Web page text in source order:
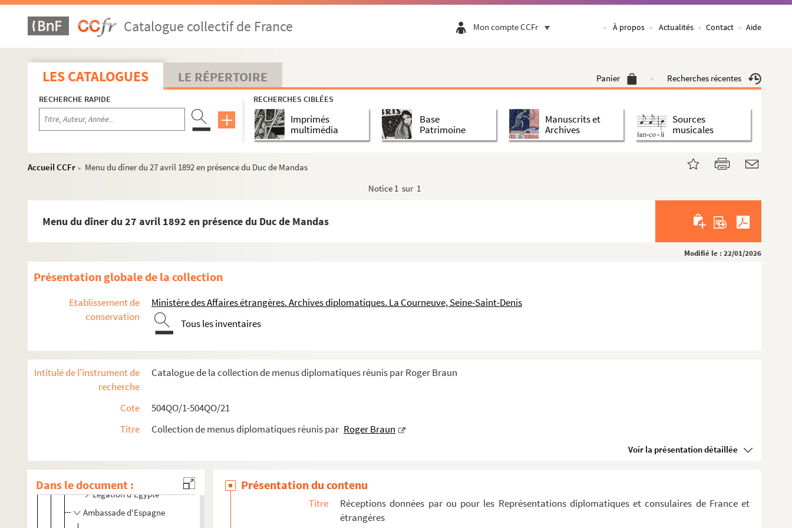
Catalogue collectif de France Mon compte CCFr À propos Actualités Contact Aide
LES CATALOGUES LE RÉPERTOIRE Panier Recherches récentes
RECHERCHE RAPIDE RECHERCHES CIBLÉES
Imprimés
multimédia
Base
Patrimoine
Manuscrits et
Archives
Sources
musicales
Accueil CCFr >
Menu du dîner du 27 avril 1892 en présence du Duc de Mandas
Notice 1 sur 1
Menu du dîner du 27 avril 1892 en présence du Duc de Mandas
Modifié le : 22/01/2026
Présentation globale de la collection
Etablissement de
conservation
Ministère des Affaires étrangères. Archives diplomatiques. La Courneuve, Seine-Saint-Denis
Tous les inventaires
Intitulé de l'instrument de
recherche
Catalogue de la collection de menus diplomatiques réunis par Roger Braun
Cote
504QO/1-504QO/21
Titre
Collection de menus diplomatiques réunis par Roger Braun
Voir la présentation détaillée
Dans le document :
Réceptions données par ou pour les Représentations diplomatiques et consulaires de France et étrangè...
Représentations diplomatiques et consulaires françaises à l'étranger
504QO/4. Ambassades étrangères
Planche 1 : à Athènes
Planche 3 : à Constantinople
Légation d'Egypte
Ambassade d'Espagne
Présentation du contenu
Titre
Réceptions données par ou pour les Représentations diplomatiques et consulaires de France et
étrangères